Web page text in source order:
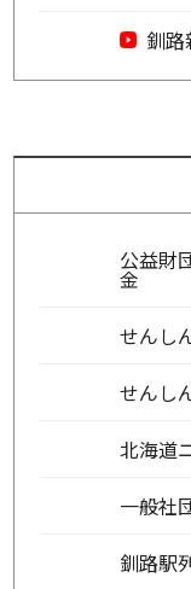
釧
公益財
金
せんし
せんし
北海道
一般社
釧路駅